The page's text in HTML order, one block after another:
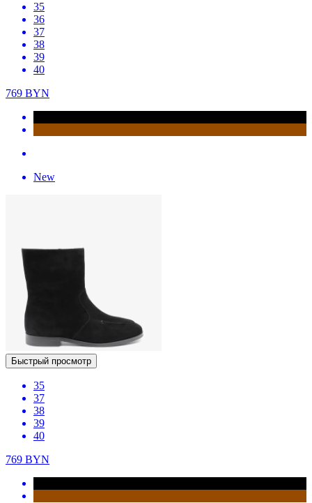
35
36
37
38
39
40
769 BYN
New
Быстрый просмотр
35
37
38
39
40
769 BYN